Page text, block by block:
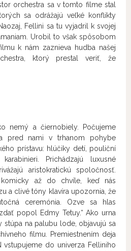
orchestra sa v tomto filme stal
sa odrážajú veľké konflikty
Fellini sa tu vyjadril k svojej
Urobil to však spôsobom
k nám zaznieva hudba našej
ktorý prestal veriť, že
nemý a čiernobiely. Počujeme
pred nami v trhanom pohybe
prístavu: hlúčiky detí, pouliční
Prichádzajú luxusné
aristokratickú spoločnosť.
až do chvíle, keď nás
a clivé tóny klavíra upozornia, že
ceremónia. Ozve sa hlas
popol Edmy Tetuy.“ Ako urna
stúpa na palubu lode, objavujú sa
filmu. Premiestnením deja
do univerza Felliniho